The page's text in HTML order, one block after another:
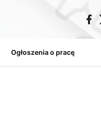
Ogłoszenia o pracę